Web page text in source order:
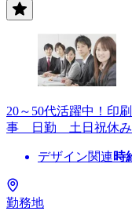
20～50代活躍中！印
事 日勤 土日祝休み
デザイン関連時
勤務地